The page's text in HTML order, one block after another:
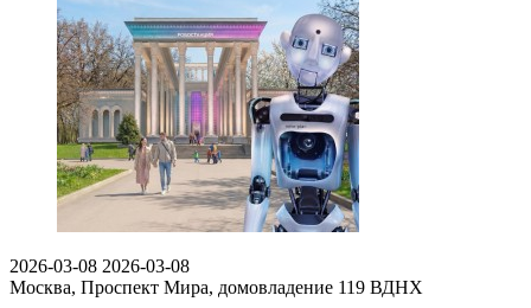
2026-03-08 2026-03-08
Москва, Проспект Мира, домовладение 119 ВДНХ